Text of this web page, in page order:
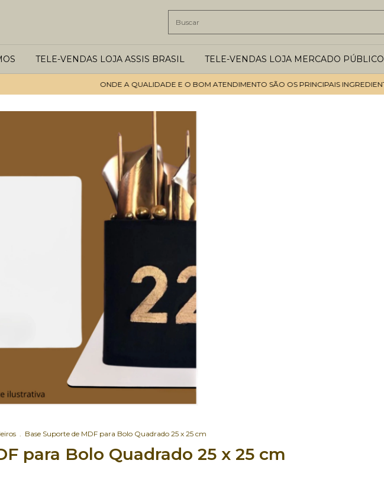
TELE-VENDAS LOJA ASSIS BRASIL TELE-VENDAS LOJA MERCADO PÚBLICO
ONDE A QUALIDADE E O BOM ATENDIMENTO SÃO OS PRINCIPAIS INGREDIENTES!
. Base Suporte de MDF para Bolo Quadrado 25 x 25 cm
para Bolo Quadrado 25 x 25 cm